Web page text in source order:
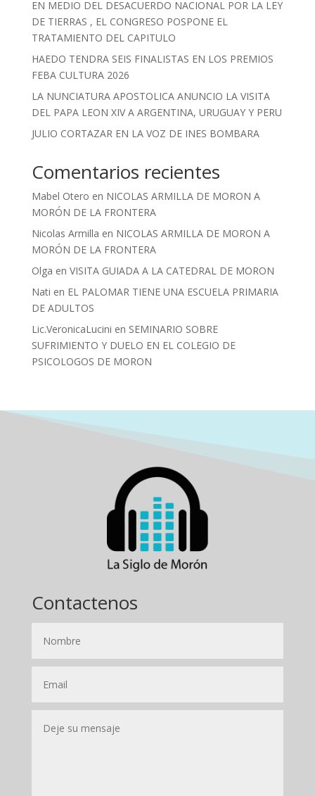
EN MEDIO DEL DESACUERDO NACIONAL POR LA LEY
DE TIERRAS , EL CONGRESO POSPONE EL
TRATAMIENTO DEL CAPITULO
HAEDO TENDRA SEIS FINALISTAS EN LOS PREMIOS
FEBA CULTURA 2026
LA NUNCIATURA APOSTOLICA ANUNCIO LA VISITA
DEL PAPA LEON XIV A ARGENTINA, URUGUAY Y PERU
JULIO CORTAZAR EN LA VOZ DE INES BOMBARA
Comentarios recientes
Mabel Otero en NICOLAS ARMILLA DE MORON A
MORÓN DE LA FRONTERA
Nicolas Armilla en NICOLAS ARMILLA DE MORON A
MORÓN DE LA FRONTERA
Olga en VISITA GUIADA A LA CATEDRAL DE MORON
Nati en EL PALOMAR TIENE UNA ESCUELA PRIMARIA
DE ADULTOS
Lic.VeronicaLucini en SEMINARIO SOBRE
SUFRIMIENTO Y DUELO EN EL COLEGIO DE
PSICOLOGOS DE MORON
Contactenos